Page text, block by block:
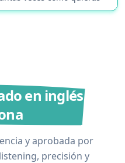
en inglés
y aprobada por
precisión y